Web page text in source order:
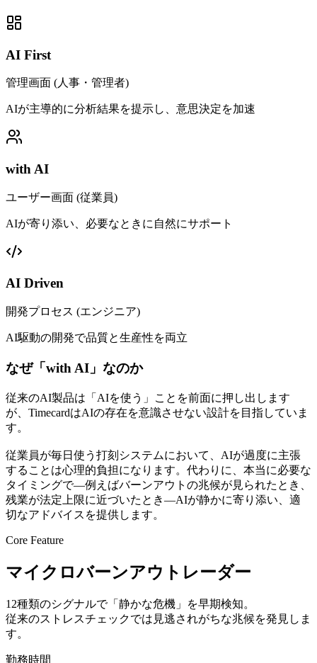
AI First
管理画面 (人事・管理者)
AIが主導的に分析結果を提示し、意思決定を加速
with AI
ユーザー画面 (従業員)
AIが寄り添い、必要なときに自然にサポート
AI Driven
開発プロセス (エンジニア)
AI駆動の開発で品質と生産性を両立
なぜ「with AI」なのか
従来のAI製品は「AIを使う」ことを前面に押し出します
が、TimecardはAIの存在を意識させない設計を目指していま
す。
従業員が毎日使う打刻システムにおいて、AIが過度に主張
することは心理的負担になります。代わりに、本当に必要な
タイミングで—例えばバーンアウトの兆候が見られたとき、
残業が法定上限に近づいたとき—AIが静かに寄り添い、適
切なアドバイスを提供します。
Core Feature
マイクロバーンアウトレーダー
12種類のシグナルで「静かな危機」を早期検知。
従来のストレスチェックでは見逃されがちな兆候を発見しま
す。
勤務時間